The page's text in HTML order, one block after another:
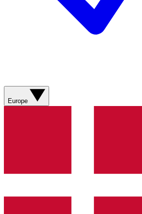
Europe